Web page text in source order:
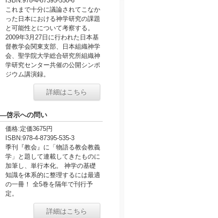
これまで十分に議論されてこなか
った日本における神学研究の課題
と可能性とについて考察する。
2009年3月27日に行われた日本基
督教学会関東支部、日本組織神学
会、聖学院大学総合研究所組織神
学研究センター共催の公開シンポ
ジウム講演録。
詳細はこちら
示への問い
価格:定価3675円
ISBN:978-4-87395-535-3
季刊『教会』に「物語る教会教義
学」と題して連載してきたものに
加筆し、単行本化。 神学の基礎
知識を体系的に整理するには最適
の一冊！ 全5巻を隔年で刊行予
定。
詳細はこちら